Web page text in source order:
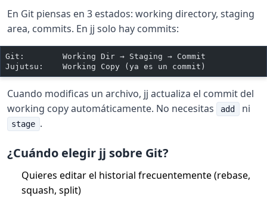
En Git piensas en 3 estados: working directory, staging
area, commits. En jj solo hay commits:
Git:        Working Dir → Staging → Commit
Jujutsu:    Working Copy (ya es un commit)
Cuando modificas un archivo, jj actualiza el commit del
working copy automáticamente. No necesitas
add ni
stage .
¿Cuándo elegir jj sobre Git?
Quieres editar el historial frecuentemente (rebase,
squash, split)